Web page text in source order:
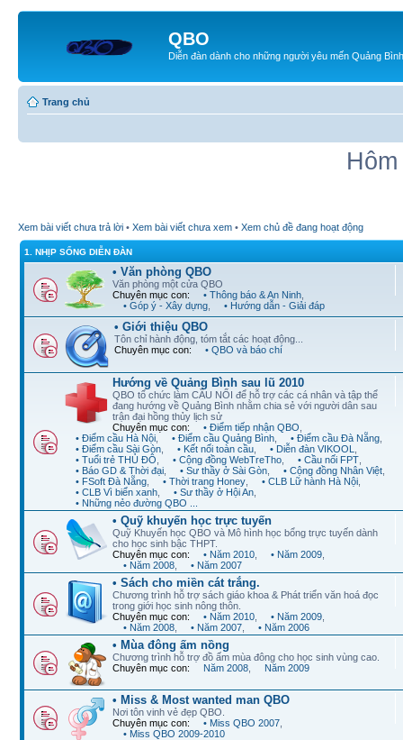
QBO
Diễn đàn dành cho những người yêu mến Quảng Bình
Trang chủ
Xem bài viết chưa trả lời • Xem bài viết chưa xem • Xem chủ đề đang hoạt động
1. NHỊP SỐNG DIỄN ĐÀN
• Văn phòng QBO
Văn phòng một cửa QBO
Chuyên mục con:
• Thông báo & An Ninh
• Góp ý - Xây dựng
• Hướng dẫn - Giải đáp
• Giới thiệu QBO
Tôn chỉ hành động, tóm tắt các hoạt động...
Chuyên mục con:
• QBO và báo chí
Hướng về Quảng Bình sau lũ 2010
QBO tổ chức làm CẦU NỐI để hỗ trợ các cá nhân và tập thể
đang hướng về Quảng Bình nhằm chia sẻ với người dân sau
trận đại hồng thủy lịch sử
Chuyên mục con:
• Điểm tiếp nhận QBO
• Điểm cầu Hà Nội
• Điểm cầu Quảng Bình • Điểm cầu Đà Nẵng
• Điểm cầu Sài Gòn
• Kết nối toàn cầu • Diễn đàn VIKOOL
• Tuổi trẻ THỦ ĐÔ
• Cộng đồng WebTreTho • Cầu nối FPT
• Báo GD & Thời đại
• Sư thầy ở Sài Gòn • Cộng đồng Nhân Việt
• FSoft Đà Nẵng
• Thời trang Honey • CLB Lữ hành Hà Nội
• CLB Vì biển xanh
• Sư thầy ở Hội An
• Những nẻo đường QBO ...
• Quỹ khuyến học trực tuyến
Quỹ Khuyến học QBO và Mô hình học bổng trực tuyến dành
cho học sinh bậc THPT.
Chuyên mục con:
• Năm 2010 • Năm 2009
• Năm 2008
• Năm 2007
• Sách cho miền cát trắng.
Chương trình hỗ trợ sách giáo khoa & Phát triển văn hoá đọc
trong giới học sinh nông thôn.
Chuyên mục con:
• Năm 2010 • Năm 2009
• Năm 2008
• Năm 2007 • Năm 2006
• Mùa đông ấm nồng
Chương trình hỗ trợ đồ ấm mùa đông cho học sinh vùng cao.
Chuyên mục con:
Năm 2008 Năm 2009
• Miss & Most wanted man QBO
Nơi tôn vinh vẻ đẹp QBO.
Chuyên mục con:
• Miss QBO 2007
• Miss QBO 2009-2010